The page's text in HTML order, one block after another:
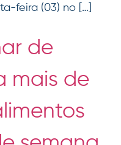
feira (03) no […]
de
mais de